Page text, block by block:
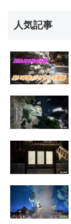
人気記事